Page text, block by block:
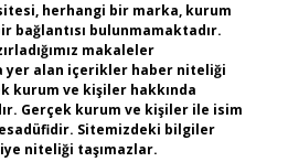
herhangi bir marka, kurum
bağlantısı bulunmamaktadır.
makaleler
yer alan içerikler haber niteliği
kurum ve kişiler hakkında
Gerçek kurum ve kişiler ile isim
Sitemizdeki bilgiler
niteliği taşımazlar.